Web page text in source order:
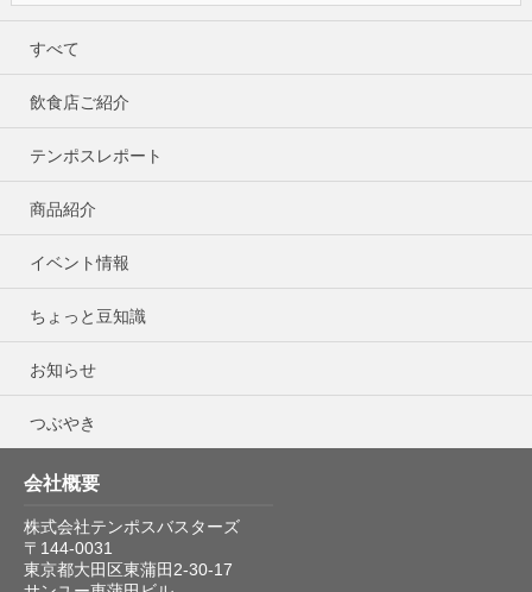
すべて
飲食店ご紹介
テンポスレポート
商品紹介
イベント情報
ちょっと豆知識
お知らせ
つぶやき
会社概要
株式会社テンポスバスターズ
〒144-0031
東京都大田区東蒲田2-30-17